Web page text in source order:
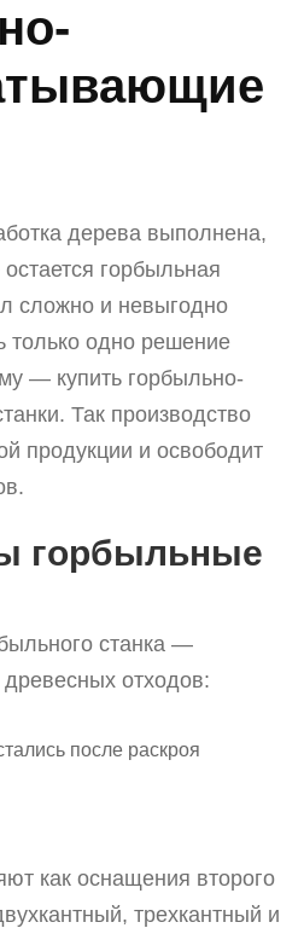
дерева выполнена,
горбыльная
сложно и невыгодно
только одно решение
— купить горбыльно-
Так производство
продукции и освободит
горбыльные
станка —
отходов:
после раскроя
как оснащения второго
трехкантный и